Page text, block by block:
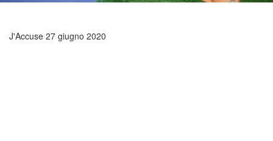
J'Accuse 27 giugno 2020